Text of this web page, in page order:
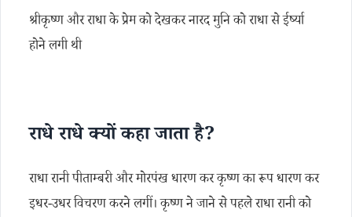
श्रीकृष्ण और राधा के प्रेम को देखकर नारद मुनि को राधा से ईर्ष्या
होने लगी थी
राधे राधे क्यों कहा जाता है?
राधा रानी पीताम्बरी और मोरपंख धारण कर कृष्ण का रूप धारण कर
इधर-उधर विचरण करने लगीं। कृष्ण ने जाने से पहले राधा रानी को